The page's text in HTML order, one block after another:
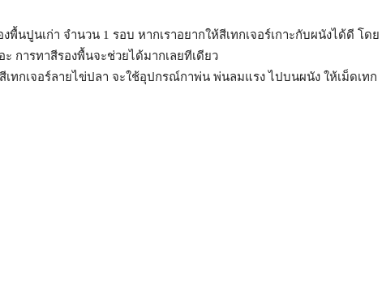
พื้นปูนเก่า จำนวน 1 รอบ หากเราอยากให้สีเทกเจอร์เกาะกับผนังได้ดี โดย
การทาสีรองพื้นจะช่วยได้มากเลยทีเดียว
เทกเจอร์ลายไข่ปลา จะใช้อุปกรณ์กาพ่น พ่นลมแรง ไปบนผนัง ให้เม็ดเทก